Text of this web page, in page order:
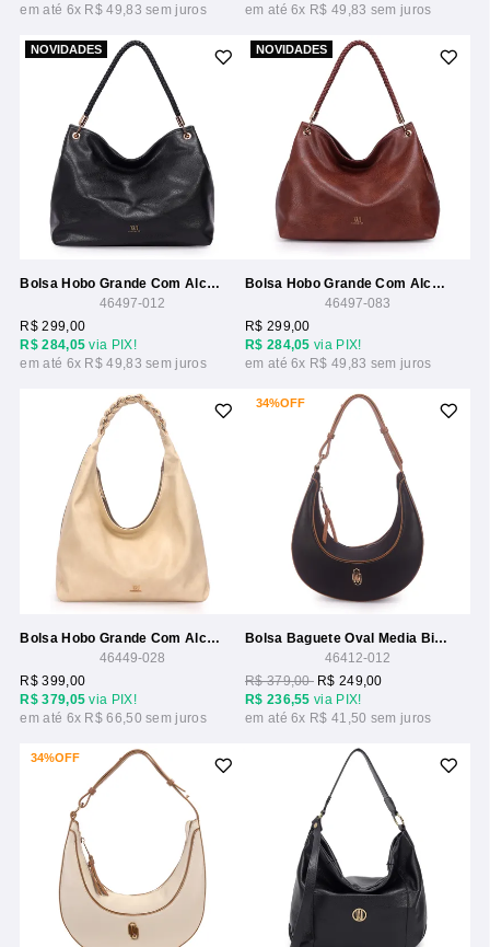
6x R$ 49,83 6x R$ 49,83
NOVIDADES
Bolsa Hobo Grande Com Alca Trancada Rolete
46497-012
R$ 284,05 via PIX!
R$ 299,00
6x R$ 49,83
NOVIDADES
Bolsa Hobo Grande Com Alca Trancada Rolete
46497-083
R$ 284,05 via PIX!
R$ 299,00
6x R$ 49,83
Bolsa Hobo Grande Com Alca Corrente
46449-028
R$ 379,05 via PIX!
R$ 399,00
6x R$ 66,50
34%OFF
Bolsa Baguete Oval Media Bicolor
46412-012
R$ 236,55 via PIX!
R$ 379,00 R$ 249,00
6x R$ 41,50
34%OFF